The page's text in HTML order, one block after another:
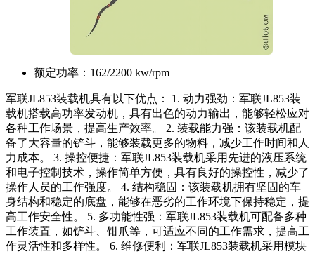
额定功率： 162/2200 kw/rpm
军联JL853装载机具有以下优点： 1. 动力强劲：军联JL853装
载机搭载高功率发动机，具有出色的动力输出，能够轻松应对
各种工作场景，提高生产效率。 2. 装载能力强：该装载机配
备了大容量的铲斗，能够装载更多的物料，减少工作时间和人
力成本。 3. 操控便捷：军联JL853装载机采用先进的液压系统
和电子控制技术，操作简单方便，具有良好的操控性，减少了
操作人员的工作强度。 4. 结构稳固：该装载机拥有坚固的车
身结构和稳定的底盘，能够在恶劣的工作环境下保持稳定，提
高工作安全性。 5. 多功能性强：军联JL853装载机可配备多种
工作装置，如铲斗、钳爪等，可适应不同的工作需求，提高工
作灵活性和多样性。 6. 维修便利：军联JL853装载机采用模块